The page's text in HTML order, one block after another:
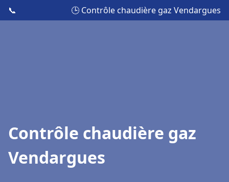
📞 🕒 Contrôle chaudière gaz Vendargues
Contrôle chaudière gaz
Vendargues